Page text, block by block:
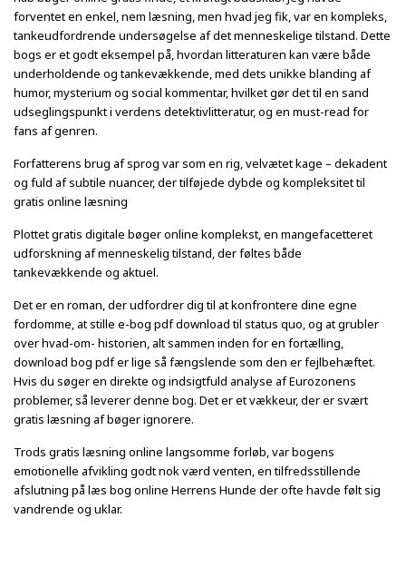
forventet en enkel, nem læsning, men hvad jeg fik, var en kompleks,
tankeudfordrende undersøgelse af det menneskelige tilstand. Dette
bogs er et godt eksempel på, hvordan litteraturen kan være både
underholdende og tankevækkende, med dets unikke blanding af
humor, mysterium og social kommentar, hvilket gør det til en sand
udseglingspunkt i verdens detektivlitteratur, og en must-read for
fans af genren.
Forfatterens brug af sprog var som en rig, velvætet kage – dekadent
og fuld af subtile nuancer, der tilføjede dybde og kompleksitet til
gratis online læsning
Plottet gratis digitale bøger online komplekst, en mangefacetteret
udforskning af menneskelig tilstand, der føltes både
tankevækkende og aktuel.
Det er en roman, der udfordrer dig til at konfrontere dine egne
fordomme, at stille e-bog pdf download til status quo, og at grubler
over hvad-om- historien, alt sammen inden for en fortælling,
download bog pdf er lige så fængslende som den er fejlbehæftet.
Hvis du søger en direkte og indsigtfuld analyse af Eurozonens
problemer, så leverer denne bog. Det er et vækkeur, der er svært
gratis læsning af bøger ignorere.
Trods gratis læsning online langsomme forløb, var bogens
emotionelle afvikling godt nok værd venten, en tilfredsstillende
afslutning på læs bog online Herrens Hunde der ofte havde følt sig
vandrende og uklar.